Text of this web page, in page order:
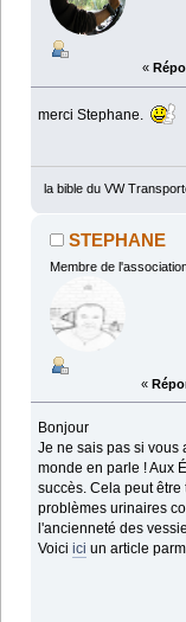
«
merci Stephane.
la bible du VW
STEPHANE
Membre de
«
Bonjour
Je ne sais pas si vous
monde en parle ! Aux
succès. Cela peut
problèmes urinaires
l'ancienneté des
Voiciici un article